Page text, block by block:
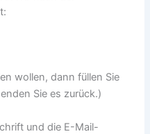
wollen, dann füllen Sie
Sie es zurück.)
und die E-Mail-